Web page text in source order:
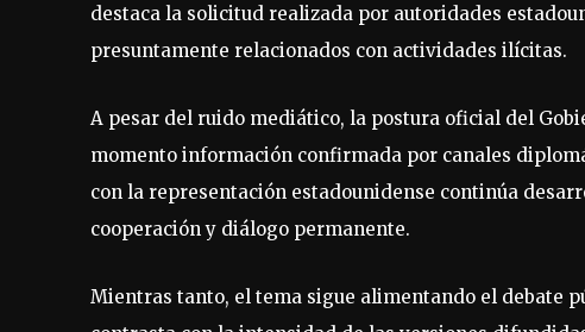
destaca la solicitud realizada por autoridades
presuntamente relacionados con actividades ilícitas.
A pesar del ruido mediático, la postura oficial del
momento información confirmada por canales
con la representación estadounidense continúa
cooperación y diálogo permanente.
Mientras tanto, el tema sigue alimentando el debate